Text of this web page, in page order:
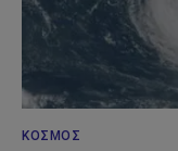
ΚΌΣΜΟΣ